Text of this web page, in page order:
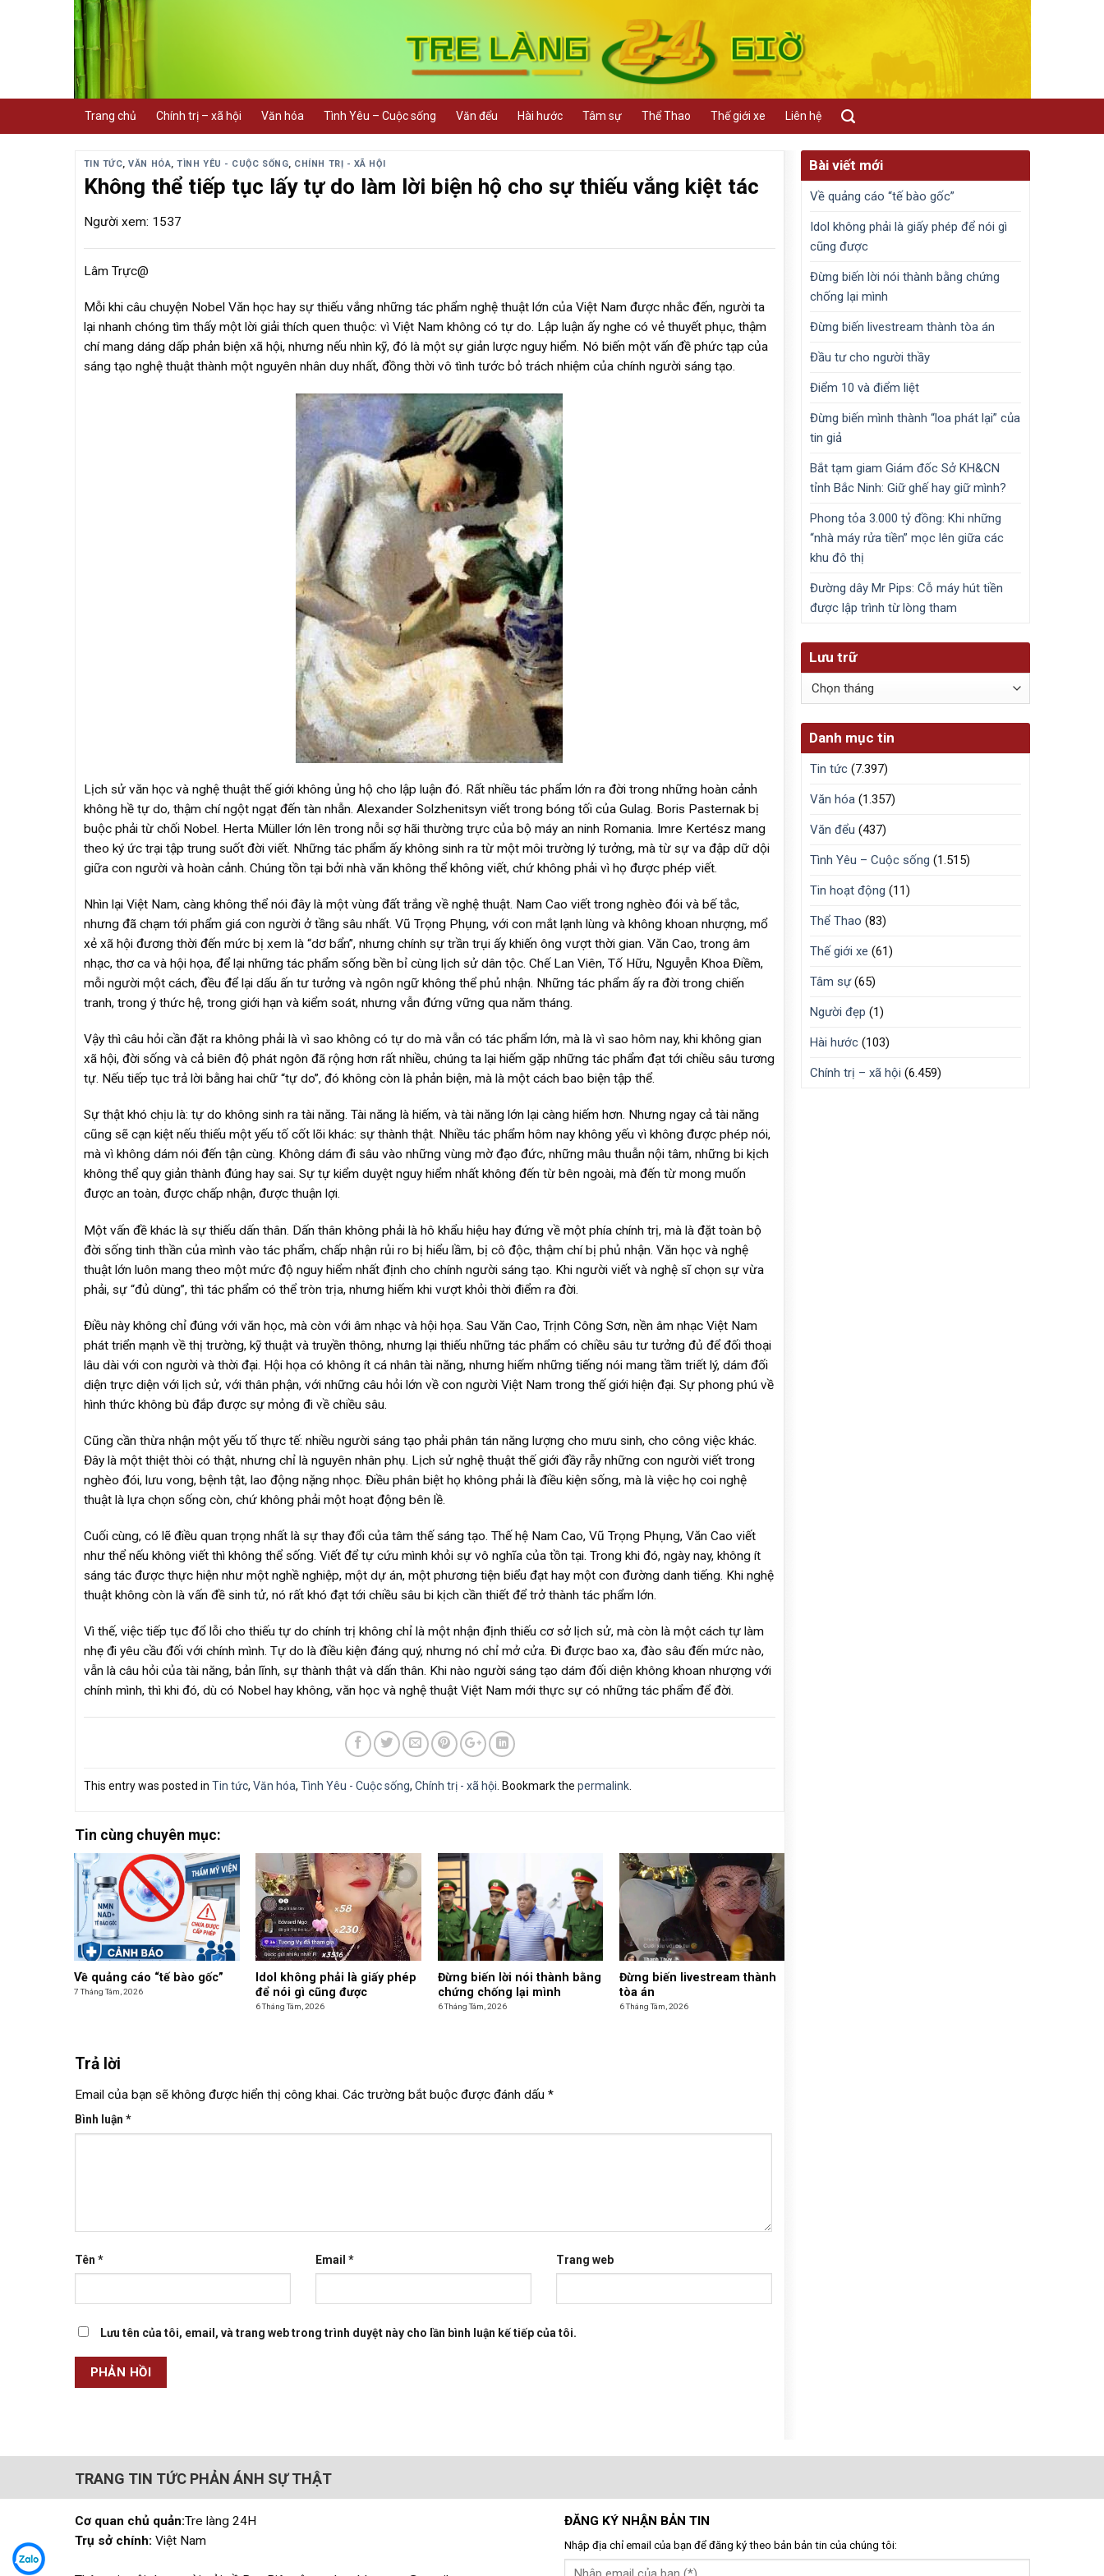
Trang chủ Chính trị – xã hội Văn hóa Tình Yêu – Cuộc sống Văn đểu Hài hước Tâm sự Thể Thao Thế giới xe Liên hệ
TIN TỨC,VĂN HÓA,TÌNH YÊU - CUỘC SỐNG, CHÍNH TRỊ - XÃ HỘI
Không thể tiếp tục lấy tự do làm lời biện hộ cho sự thiếu vắng kiệt tác
Người xem: 1537
Lâm Trực@
Mỗi khi câu chuyện Nobel Văn học hay sự thiếu vắng những tác phẩm nghệ thuật lớn của Việt Nam được nhắc đến, người ta
lại nhanh chóng tìm thấy một lời giải thích quen thuộc: vì Việt Nam không có tự do. Lập luận ấy nghe có vẻ thuyết phục, thậm
chí mang dáng dấp phản biện xã hội, nhưng nếu nhìn kỹ, đó là một sự giản lược nguy hiểm. Nó biến một vấn đề phức tạp của
sáng tạo nghệ thuật thành một nguyên nhân duy nhất, đồng thời vô tình tước bỏ trách nhiệm của chính người sáng tạo.
Lịch sử văn học và nghệ thuật thế giới không ủng hộ cho lập luận đó. Rất nhiều tác phẩm lớn ra đời trong những hoàn cảnh
không hề tự do, thậm chí ngột ngạt đến tàn nhẫn. Alexander Solzhenitsyn viết trong bóng tối của Gulag. Boris Pasternak bị
buộc phải từ chối Nobel. Herta Müller lớn lên trong nỗi sợ hãi thường trực của bộ máy an ninh Romania. Imre Kertész mang
theo ký ức trại tập trung suốt đời viết. Những tác phẩm ấy không sinh ra từ một môi trường lý tưởng, mà từ sự va đập dữ dội
giữa con người và hoàn cảnh. Chúng tồn tại bởi nhà văn không thể không viết, chứ không phải vì họ được phép viết.
Nhìn lại Việt Nam, càng không thể nói đây là một vùng đất trắng về nghệ thuật. Nam Cao viết trong nghèo đói và bế tắc,
nhưng đã chạm tới phẩm giá con người ở tầng sâu nhất. Vũ Trọng Phụng, với con mắt lạnh lùng và không khoan nhượng, mổ
xẻ xã hội đương thời đến mức bị xem là “dơ bẩn”, nhưng chính sự trần trụi ấy khiến ông vượt thời gian. Văn Cao, trong âm
nhạc, thơ ca và hội họa, để lại những tác phẩm sống bền bỉ cùng lịch sử dân tộc. Chế Lan Viên, Tố Hữu, Nguyễn Khoa Điềm,
mỗi người một cách, đều để lại dấu ấn tư tưởng và ngôn ngữ không thể phủ nhận. Những tác phẩm ấy ra đời trong chiến
tranh, trong ý thức hệ, trong giới hạn và kiểm soát, nhưng vẫn đứng vững qua năm tháng.
Vậy thì câu hỏi cần đặt ra không phải là vì sao không có tự do mà vẫn có tác phẩm lớn, mà là vì sao hôm nay, khi không gian
xã hội, đời sống và cả biên độ phát ngôn đã rộng hơn rất nhiều, chúng ta lại hiếm gặp những tác phẩm đạt tới chiều sâu tương
tự. Nếu tiếp tục trả lời bằng hai chữ “tự do”, đó không còn là phản biện, mà là một cách bao biện tập thể.
Sự thật khó chịu là: tự do không sinh ra tài năng. Tài năng là hiếm, và tài năng lớn lại càng hiếm hơn. Nhưng ngay cả tài năng
cũng sẽ cạn kiệt nếu thiếu một yếu tố cốt lõi khác: sự thành thật. Nhiều tác phẩm hôm nay không yếu vì không được phép nói,
mà vì không dám nói đến tận cùng. Không dám đi sâu vào những vùng mờ đạo đức, những mâu thuẫn nội tâm, những bi kịch
không thể quy giản thành đúng hay sai. Sự tự kiểm duyệt nguy hiểm nhất không đến từ bên ngoài, mà đến từ mong muốn
được an toàn, được chấp nhận, được thuận lợi.
Một vấn đề khác là sự thiếu dấn thân. Dấn thân không phải là hô khẩu hiệu hay đứng về một phía chính trị, mà là đặt toàn bộ
đời sống tinh thần của mình vào tác phẩm, chấp nhận rủi ro bị hiểu lầm, bị cô độc, thậm chí bị phủ nhận. Văn học và nghệ
thuật lớn luôn mang theo một mức độ nguy hiểm nhất định cho chính người sáng tạo. Khi người viết và nghệ sĩ chọn sự vừa
phải, sự “đủ dùng”, thì tác phẩm có thể tròn trịa, nhưng hiếm khi vượt khỏi thời điểm ra đời.
Điều này không chỉ đúng với văn học, mà còn với âm nhạc và hội họa. Sau Văn Cao, Trịnh Công Sơn, nền âm nhạc Việt Nam
phát triển mạnh về thị trường, kỹ thuật và truyền thông, nhưng lại thiếu những tác phẩm có chiều sâu tư tưởng đủ để đối thoại
lâu dài với con người và thời đại. Hội họa có không ít cá nhân tài năng, nhưng hiếm những tiếng nói mang tầm triết lý, dám đối
diện trực diện với lịch sử, với thân phận, với những câu hỏi lớn về con người Việt Nam trong thế giới hiện đại. Sự phong phú về
hình thức không bù đắp được sự mỏng đi về chiều sâu.
Cũng cần thừa nhận một yếu tố thực tế: nhiều người sáng tạo phải phân tán năng lượng cho mưu sinh, cho công việc khác.
Đây là một thiệt thòi có thật, nhưng chỉ là nguyên nhân phụ. Lịch sử nghệ thuật thế giới đầy rẫy những con người viết trong
nghèo đói, lưu vong, bệnh tật, lao động nặng nhọc. Điều phân biệt họ không phải là điều kiện sống, mà là việc họ coi nghệ
thuật là lựa chọn sống còn, chứ không phải một hoạt động bên lề.
Cuối cùng, có lẽ điều quan trọng nhất là sự thay đổi của tâm thế sáng tạo. Thế hệ Nam Cao, Vũ Trọng Phụng, Văn Cao viết
như thể nếu không viết thì không thể sống. Viết để tự cứu mình khỏi sự vô nghĩa của tồn tại. Trong khi đó, ngày nay, không ít
sáng tác được thực hiện như một nghề nghiệp, một dự án, một phương tiện biểu đạt hay một con đường danh tiếng. Khi nghệ
thuật không còn là vấn đề sinh tử, nó rất khó đạt tới chiều sâu bi kịch cần thiết để trở thành tác phẩm lớn.
Vì thế, việc tiếp tục đổ lỗi cho thiếu tự do chính trị không chỉ là một nhận định thiếu cơ sở lịch sử, mà còn là một cách tự làm
nhẹ đi yêu cầu đối với chính mình. Tự do là điều kiện đáng quý, nhưng nó chỉ mở cửa. Đi được bao xa, đào sâu đến mức nào,
vẫn là câu hỏi của tài năng, bản lĩnh, sự thành thật và dấn thân. Khi nào người sáng tạo dám đối diện không khoan nhượng với
chính mình, thì khi đó, dù có Nobel hay không, văn học và nghệ thuật Việt Nam mới thực sự có những tác phẩm để đời.
This entry was posted in Tin tức, Văn hóa, Tình Yêu - Cuộc sống, Chính trị - xã hội . Bookmark the permalink.
Tin cùng chuyên mục:
Về quảng cáo “tế bào gốc”
7 Tháng Tám, 2026
Idol không phải là giấy phép
để nói gì cũng được
6 Tháng Tám, 2026
Đừng biến lời nói thành bằng
chứng chống lại mình
6 Tháng Tám, 2026
Đừng biến livestream thành
tòa án
6 Tháng Tám, 2026
Trả lời
Email của bạn sẽ không được hiển thị công khai. Các trường bắt buộc được đánh dấu *
Bình luận *
Tên * Email * Trang web
Lưu tên của tôi, email, và trang web trong trình duyệt này cho lần bình luận kế tiếp của tôi.
Bài viết mới
Về quảng cáo “tế bào gốc”
Idol không phải là giấy phép để nói gì
cũng được
Đừng biến lời nói thành bằng chứng
chống lại mình
Đừng biến livestream thành tòa án
Đầu tư cho người thầy
Điểm 10 và điểm liệt
Đừng biến mình thành “loa phát lại” của
tin giả
Bắt tạm giam Giám đốc Sở KH&CN
tỉnh Bắc Ninh: Giữ ghế hay giữ mình?
Phong tỏa 3.000 tỷ đồng: Khi những
“nhà máy rửa tiền” mọc lên giữa các
khu đô thị
Đường dây Mr Pips: Cỗ máy hút tiền
được lập trình từ lòng tham
Lưu trữ
Lưu
Danh mục tin
Tin tức (7.397)
Văn hóa (1.357)
Văn đểu (437)
Tình Yêu – Cuộc sống (1.515)
Tin hoạt động (11)
Thể Thao (83)
Thế giới xe (61)
Tâm sự(65)
Người đẹp (1)
Hài hước (103)
Chính trị – xã hội (6.459)
TRANG TIN TỨC PHẢN ÁNH SỰ THẬT
Cơ quan chủ quản:Tre làng 24H
Trụ sở chính: Việt Nam
ĐĂNG KÝ NHẬN BẢN TIN
Nhập địa chỉ email của bạn để đăng ký theo bản bản tin của chúng tôi: